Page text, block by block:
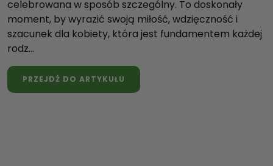
celebrowana w sposób szczególny. To doskonały
moment, by wyrazić swoją miłość, wdzięczność i
szacunek dla kobiety, która jest fundamentem każdej
rodz...
PRZEJDŹ DO ARTYKUŁU